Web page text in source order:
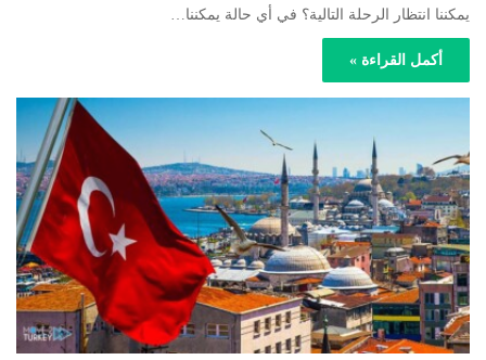
يمكننا انتظار الرحلة التالية؟ في أي حالة يمكننا…
أكمل القراءة »